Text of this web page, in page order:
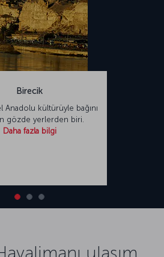
Birecik
Anadolu kültürüyle bağını
gözde yerlerden biri.
Daha fazla bilgi
ulaşım